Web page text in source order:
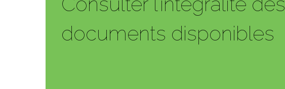
documents disponibles